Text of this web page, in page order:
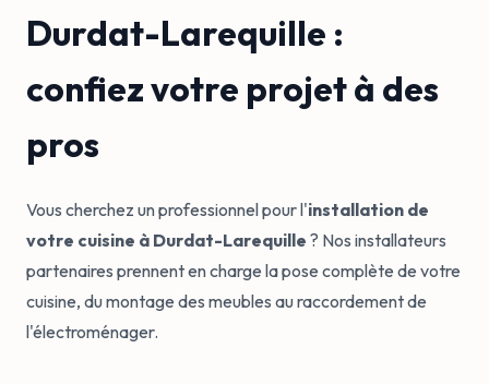
Durdat-Larequille :
confiez votre projet à des
pros
Vous cherchez un professionnel pour l'installation de
votre cuisine à Durdat-Larequille ? Nos installateurs
partenaires prennent en charge la pose complète de votre
cuisine, du montage des meubles au raccordement de
l'électroménager.